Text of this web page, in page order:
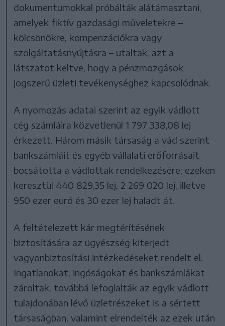
dokumentumokkal próbálták alátámasztani,
amelyek fiktív gazdasági műveletekre –
kölcsönökre, kompenzációkra vagy
szolgáltatásnyújtásra – utaltak, azt a
látszatot keltve, hogy a pénzmozgások
jogszerű üzleti tevékenységhez kapcsolódnak.
A nyomozás adatai szerint az egyik vádlott
cég számláira közvetlenül 1 797 338,08 lej
érkezett. Három másik társaság a vád szerint
bankszámláit és egyéb vállalati erőforrásait
bocsátotta a vádlottak rendelkezésére; ezeken
keresztül 440 829,35 lej, 2 269 020 lej, illetve
950 ezer euró és 30 ezer lej haladt át.
A feltételezett kár megtérítésének
biztosítására az ügyészség kiterjedt
vagyonbiztosítási intézkedéseket rendelt el.
Ingatlanokat, ingóságokat és bankszámlákat
zároltak, továbbá lefoglalták az egyik vádlott
tulajdonában lévő üzletrészeket is a sértett
társaságban, valamint elrendelték az ezek után